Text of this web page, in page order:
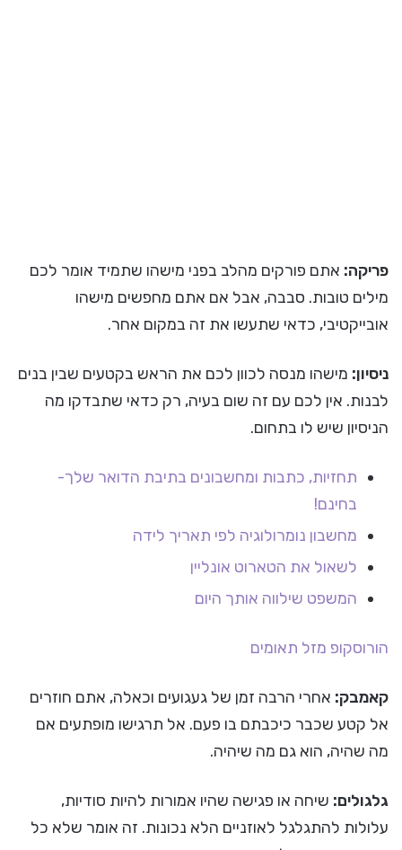
פריקה: אתם פורקים מהלב בפני מישהו שתמיד אומר לכם
מילים טובות. סבבה, אבל אם אתם מחפשים מישהו
אובייקטיבי, כדאי שתעשו את זה במקום אחר.
ניסיון: מישהו מנסה לכוון לכם את הראש בקטעים שבין בנים
לבנות. אין לכם עם זה שום בעיה, רק כדאי שתבדקו מה
הניסיון שיש לו בתחום.
תחזיות, כתבות ומחשבונים בתיבת הדואר שלך-
בחינם!
מחשבון נומרולוגיה לפי תאריך לידה
לשאול את הטארוט אונליין
המשפט שילווה אותך היום
הורוסקופ מזל תאומים
קאמבק: אחרי הרבה זמן של געגועים וכאלה, אתם חוזרים
אל קטע שכבר כיכבתם בו פעם. אל תרגישו מופתעים אם
מה שהיה, הוא גם מה שיהיה.
גלגולים: שיחה או פגישה שהיו אמורות להיות סודיות,
עלולות להתגלגל לאוזניים הלא נכונות. זה אומר שלא כל